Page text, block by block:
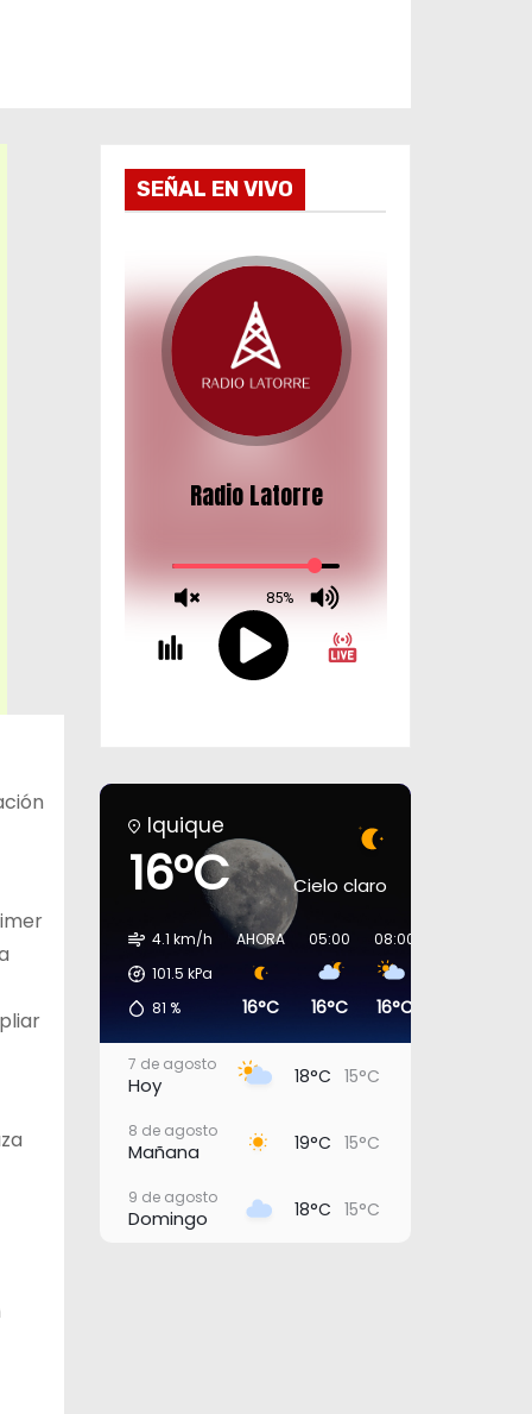
SEÑAL EN VIVO
Iquique
16°C Cielo claro
4.1 km/h
101.5 kPa
81 %
AHORA
16°C
05:00
16°C
08:00
16°C
7 de agosto
Hoy 18°C 15°C
8 de agosto
Mañana 19°C 15°C
9 de agosto
Domingo 18°C 15°C